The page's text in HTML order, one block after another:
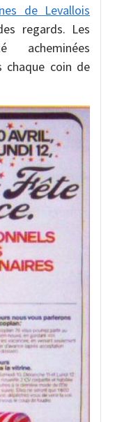
de Levallois
regards. Les
chaque coin de